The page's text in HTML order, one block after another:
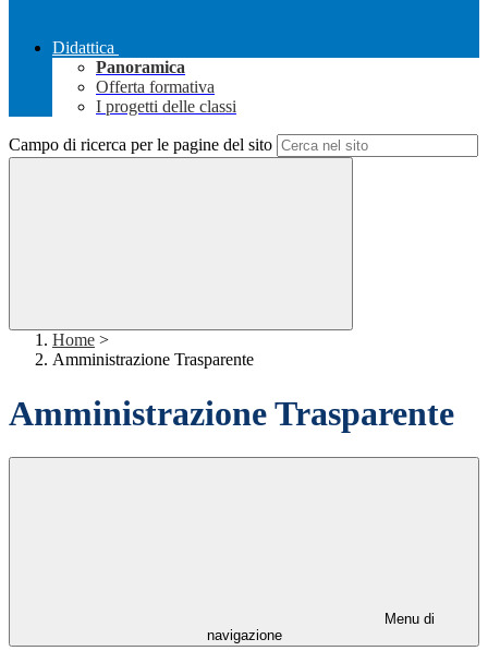
Didattica
Panoramica
Offerta formativa
I progetti delle classi
Campo di ricerca per le pagine del sito
Home >
Amministrazione Trasparente
Amministrazione Trasparente
Menu di
navigazione